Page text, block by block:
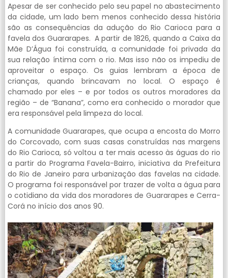
Apesar de ser conhecido pelo seu papel no abastecimento
da cidade, um lado bem menos conhecido dessa história
são as consequências da adução do Rio Carioca para a
favela dos Guararapes. A partir de 1826, quando a Caixa da
Mãe D’Água foi construída, a comunidade foi privada da
sua relação íntima com o rio. Mas isso não os impediu de
aproveitar o espaço. Os guias lembram a época de
crianças, quando brincavam no local. O espaço é
chamado por eles – e por todos os outros moradores da
região – de “Banana”, como era conhecido o morador que
era responsável pela limpeza do local.
A comunidade Guararapes, que ocupa a encosta do Morro
do Corcovado, com suas casas construídas nas margens
do Rio Carioca, só voltou a ter mais acesso às águas do rio
a partir do Programa Favela-Bairro, iniciativa da Prefeitura
do Rio de Janeiro para urbanização das favelas na cidade.
O programa foi responsável por trazer de volta a água para
o cotidiano da vida dos moradores de Guararapes e Cerra-
Corá no início dos anos 90.